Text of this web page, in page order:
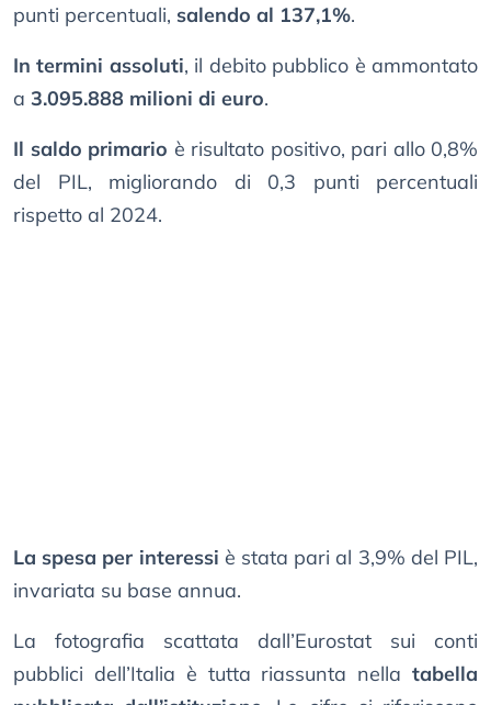
punti percentuali, salendo al 137,1%.
In termini assoluti, il debito pubblico è ammontato
a 3.095.888 milioni di euro.
Il saldo primario è risultato positivo, pari allo 0,8%
del PIL, migliorando di 0,3 punti percentuali
rispetto al 2024.
La spesa per interessi è stata pari al 3,9% del PIL,
invariata su base annua.
La fotografia scattata dall’Eurostat sui conti
pubblici dell’Italia è tutta riassunta nella tabella